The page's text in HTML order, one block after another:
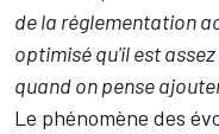
de la réglementation
optimisé qu'il est
quand on pense
Le phénomène des